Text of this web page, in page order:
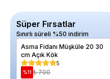
Süper Fırsatlar
Sınırlı süreli %50 indirim
Asma Fidanı Müşküle 20 30
cm Açık Kök
5
%11 ₺ 700